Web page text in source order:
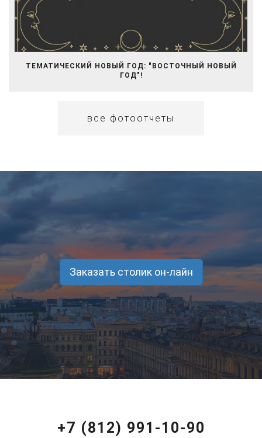
ТЕМАТИЧЕСКИЙ НОВЫЙ ГОД: "ВОСТОЧНЫЙ НОВЫЙ
ГОД"!
все фотоотчеты
Заказать столик он-лайн
+7 (812) 991-10-90